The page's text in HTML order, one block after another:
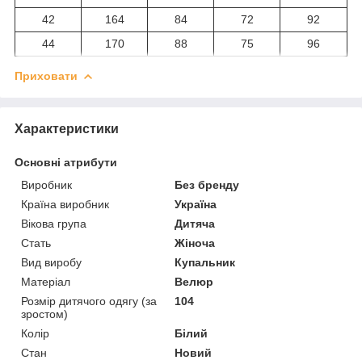
42
164 84 72
92
44
170 88 75 96
Приховати
Характеристики
Основні атрибути
Виробник
Без бренду
Країна виробник
Україна
Вікова група
Дитяча
Стать
Жіноча
Вид виробу
Купальник
Матеріал
Велюр
Розмір дитячого одягу (за
зростом)
104
Колір
Білий
Стан
Новий